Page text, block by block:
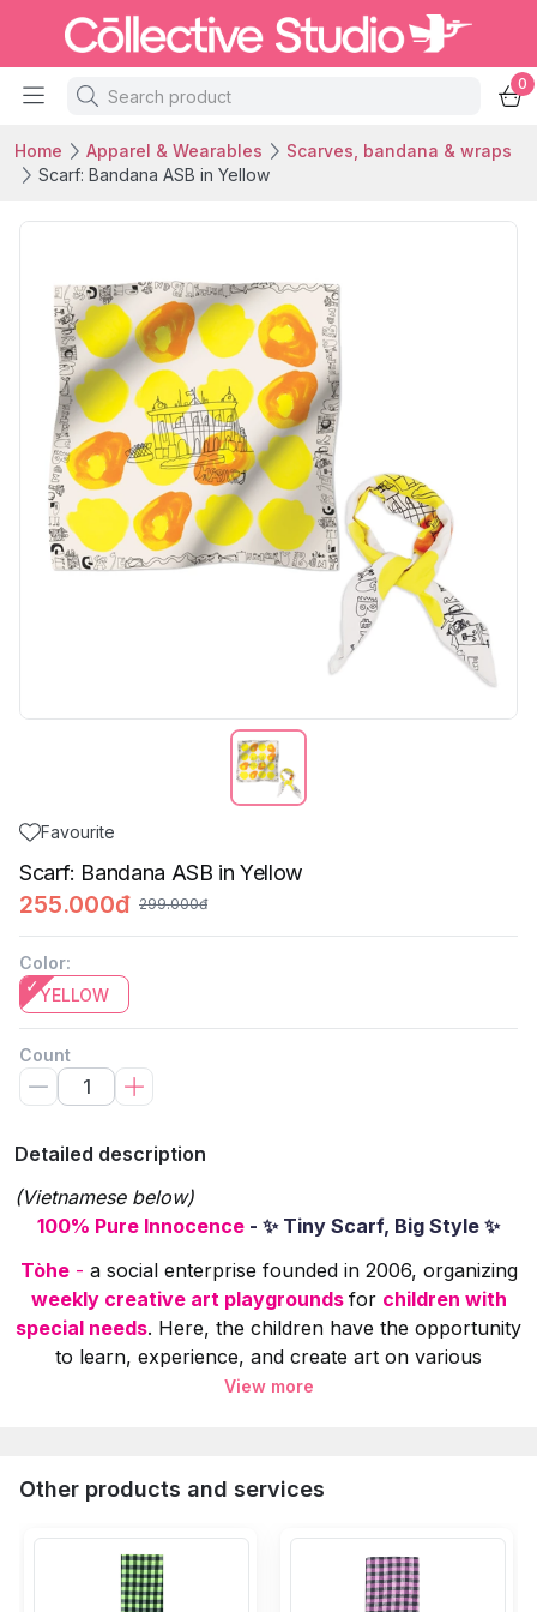
0
Home Apparel & Wearables
Scarves, bandana & wraps
Scarf: Bandana ASB in Yellow
Favourite
Scarf: Bandana ASB in Yellow
255.000đ 299.000đ
Color:
YELLOW
Count
Detailed description
(Vietnamese below)
100% Pure Innocence - ✨ Tiny Scarf, Big Style ✨
Tòhe- a social enterprise founded in 2006, organizing
weekly creative art playgrounds for children with
special needs. Here, the children have the opportunity
to learn, experience, and create art on various
materials.
Specifications:
Small notes:
💖 Due to the soft and flowing nature of
View more
Other products and services